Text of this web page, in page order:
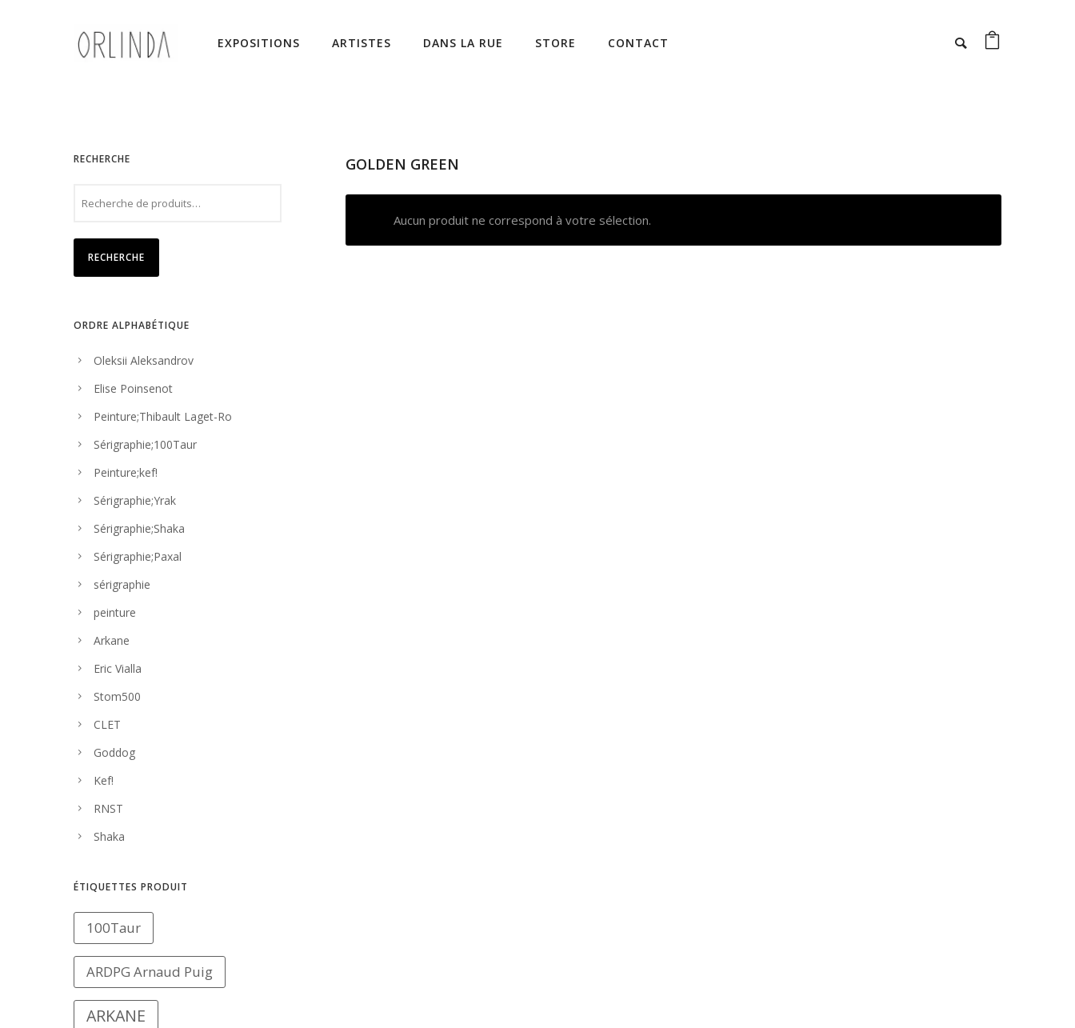
EXPOSITIONS ARTISTES DANS LA RUE STORE CONTACT
GOLDEN GREEN
Aucun produit ne correspond à votre sélection.
RECHERCHE
RECHERCHE
ORDRE ALPHABÉTIQUE
Oleksii Aleksandrov
Elise Poinsenot
Peinture;Thibault Laget-Ro
Sérigraphie;100Taur
Peinture;kef!
Sérigraphie;Yrak
Sérigraphie;Shaka
Sérigraphie;Paxal
sérigraphie
peinture
Arkane
Eric Vialla
Stom500
CLET
Goddog
Kef!
RNST
Shaka
ÉTIQUETTES PRODUIT
100Taur
ARDPG Arnaud Puig
ARKANE